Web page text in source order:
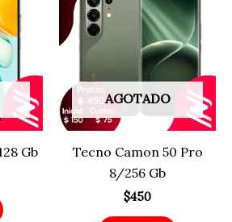
Gb
AGOTADO
Tecno Camon 50 Pro
8/256 Gb
$450